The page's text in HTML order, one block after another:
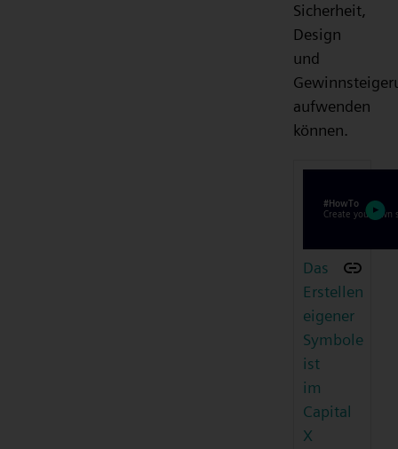
Sicherheit,
Design
und
aufwenden
können.
Das
Erstellen
eigener
Symbole
ist
im
Capital
X